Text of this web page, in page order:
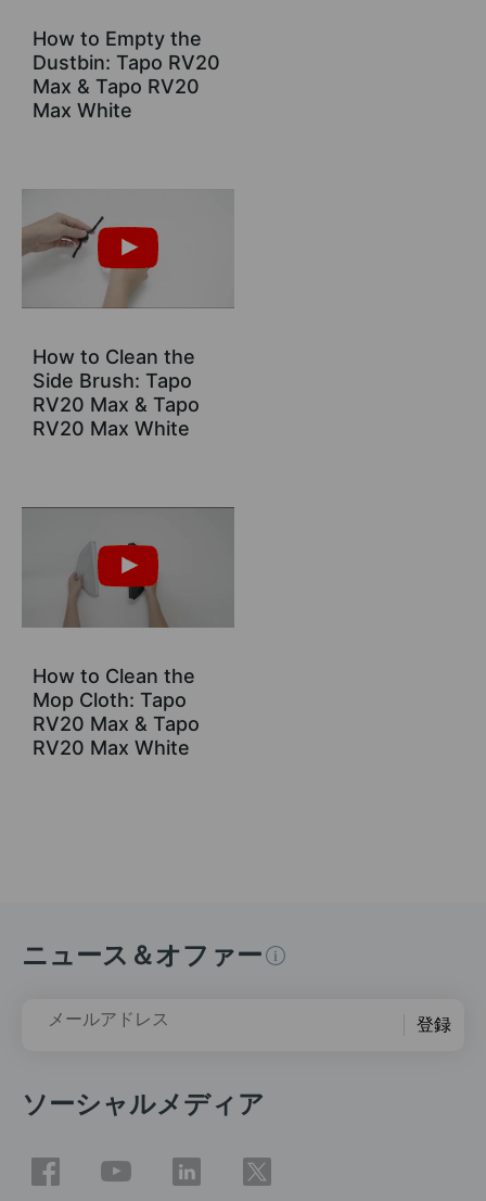
How to Empty the
Dustbin: Tapo RV20
Max & Tapo RV20
Max White
How to Clean the
Side Brush: Tapo
RV20 Max & Tapo
RV20 Max White
How to Clean the
Mop Cloth: Tapo
RV20 Max & Tapo
RV20 Max White
ニュース＆オファー
メールアドレス 登録
ソーシャルメディア